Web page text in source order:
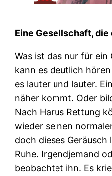
Eine Gesellschaft,
Was ist das nur für ein
kann es deutlich
es lauter und lauter.
näher kommt. Oder
Nach Harus Rettung
wieder seinen
doch dieses Geräusch
Ruhe. Irgendjemand
beobachtet ihn. Es